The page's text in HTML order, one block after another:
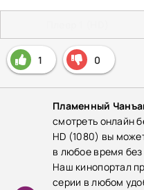
1 0
Пламенный
смотреть онлайн
HD (1080) вы
в любое время
Наш кинопортал
серии в любом